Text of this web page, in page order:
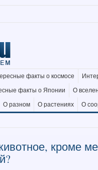
факты о космосе
факты о Японии
О
О разном О растениях
О
кроме